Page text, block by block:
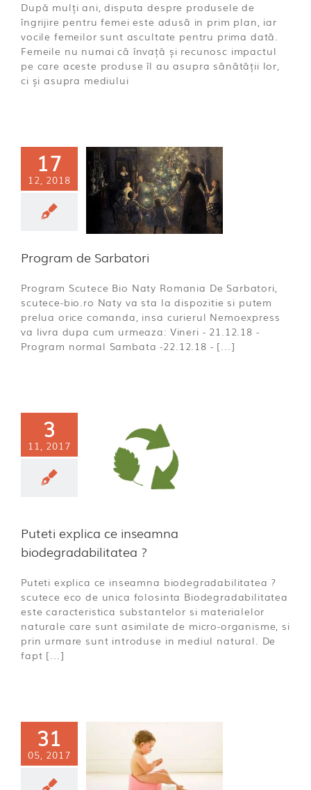
După mulți ani, disputa despre produsele de
îngrijire pentru femei este adusă in prim plan, iar
vocile femeilor sunt ascultate pentru prima dată.
Femeile nu numai că învață și recunosc impactul
pe care aceste produse îl au asupra sănătății lor,
ci și asupra mediului
17
12, 2018
de
Program de Sarbatori
Program Scutece Bio Naty Romania De Sarbatori,
scutece-bio.ro Naty va sta la dispozitie si putem
prelua orice comanda, insa curierul Nemoexpress
va livra dupa cum urmeaza: Vineri - 21.12.18 -
Program normal Sambata -22.12.18 - [...]
3
11, 2017
explica ce
Puteti explica ce inseamna
biodegradabilitatea ?
Puteti explica ce inseamna biodegradabilitatea ?
scutece eco de unica folosinta Biodegradabilitatea
este caracteristica substantelor si materialelor
naturale care sunt asimilate de micro-organisme, si
prin urmare sunt introduse in mediul natural. De
fapt [...]
31
05, 2017
doctor
Nu iti